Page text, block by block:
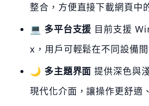
整合，方便直接下載網頁中
💻 多平台支援 目前支援
x，用戶可輕鬆在不同設備間
🌙 多主題界面提供深色與
現代化介面，讓操作更舒適